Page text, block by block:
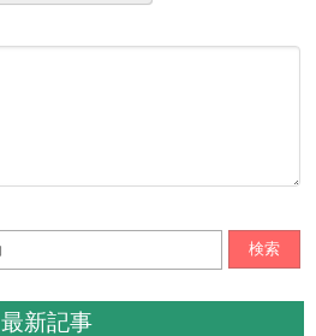
検索
最新記事